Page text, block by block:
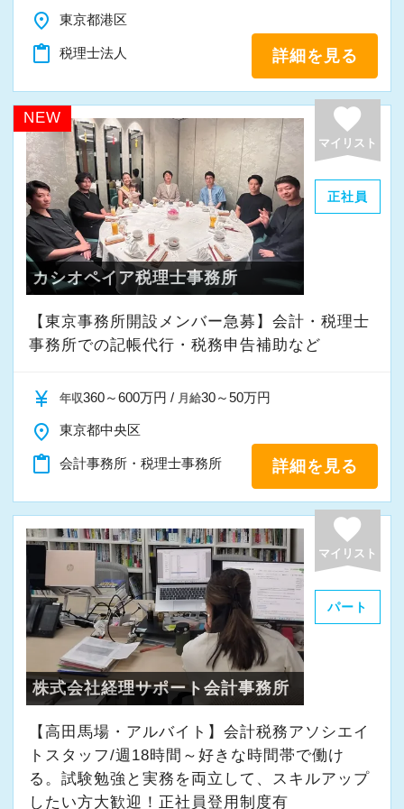
1,000万円超の職員も複数在籍しております。
・経営のプロフェッショナルを目指したい人
・継続して努力のできる体力のある人
・明るく素直な人
1984年に創業以来、現在では1,200件以上の日
本全国のお客様から沢山のご相談を頂き、拡大
を続けています。
安定した経営基盤のもと、成長できる環境が整
っています。
是非、一緒に働きませんか！
▽採用サイト
職場環境やスタッフのインタビューなど、掲載
しております！
https://www.mountain.co.jp/recruiting/
place 東京都港区
content_paste 税理士法人 詳細を見る
NEW favorite
マイリスト
正社員
カシオペイア税理士事務所
【東京事務所開設メンバー急募】会計・税理士
事務所での記帳代行・税務申告補助など
currency_yen 年収360～600万円 / 月給30～50万円
place 東京都中央区
content_paste 会計事務所・税理士事務所 詳細を見る
favorite
マイリスト
パート
株式会社経理サポート会計事務所
【高田馬場・アルバイト】会計税務アソシエイ
トスタッフ/週18時間～好きな時間帯で働け
る。試験勉強と実務を両立して、スキルアップ
したい方大歓迎！正社員登用制度有